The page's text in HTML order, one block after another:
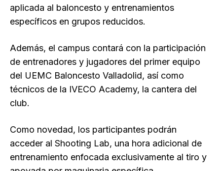
aplicada al baloncesto y entrenamientos
específicos en grupos reducidos.
Además, el campus contará con la participación
de entrenadores y jugadores del primer equipo
del UEMC Baloncesto Valladolid, así como
técnicos de la IVECO Academy, la cantera del
club.
Como novedad, los participantes podrán
acceder al Shooting Lab, una hora adicional de
entrenamiento enfocada exclusivamente al tiro y